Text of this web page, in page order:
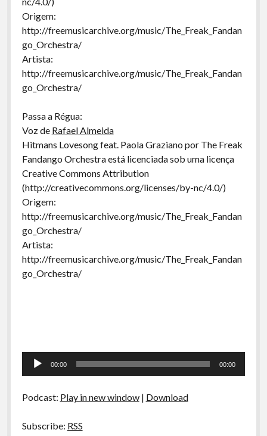
Origem:
http://freemusicarchive.org/music/The_Freak_Fandan
go_Orchestra/
Artista:
http://freemusicarchive.org/music/The_Freak_Fandan
go_Orchestra/
Passa a Régua:
Voz de Rafael Almeida
Hitmans Lovesong feat. Paola Graziano por The Freak
Fandango Orchestra está licenciada sob uma licença
Creative Commons Attribution
(http://creativecommons.org/licenses/by-nc/4.0/)
Origem:
http://freemusicarchive.org/music/The_Freak_Fandan
go_Orchestra/
Artista:
http://freemusicarchive.org/music/The_Freak_Fandan
go_Orchestra/
Tocador
00:00 00:00
Podcast: Play in new window| Download
Subscribe: RSS